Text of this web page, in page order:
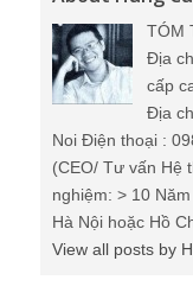
TÓM
Địa
cấp
Địa
Noi Điện thoại :
(CEO/ Tư vấn Hệ
nghiệm: > 10
Hà Nội hoặc Hồ
View all posts by